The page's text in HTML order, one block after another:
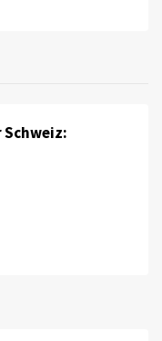
Schweiz: